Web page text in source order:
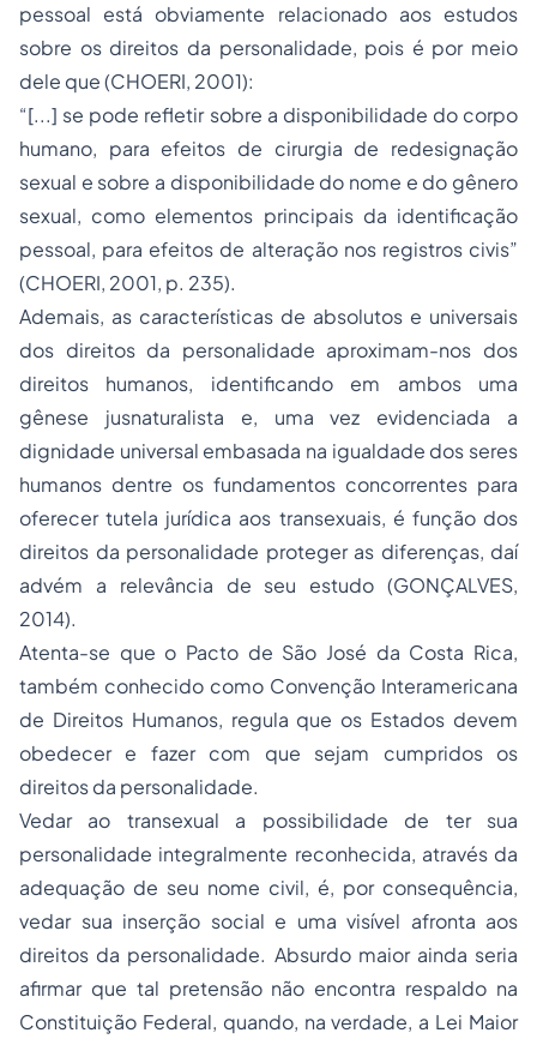
pessoal está obviamente relacionado aos estudos
sobre os direitos da personalidade, pois é por meio
dele que (CHOERI, 2001):
“[...] se pode refletir sobre a disponibilidade do corpo
humano, para efeitos de cirurgia de redesignação
sexual e sobre a disponibilidade do nome e do gênero
sexual, como elementos principais da identificação
pessoal, para efeitos de alteração nos registros civis”
(CHOERI, 2001, p. 235).
Ademais, as características de absolutos e universais
dos direitos da personalidade aproximam-nos dos
direitos humanos, identificando em ambos uma
gênese jusnaturalista e, uma vez evidenciada a
dignidade universal embasada na igualdade dos seres
humanos dentre os fundamentos concorrentes para
oferecer tutela jurídica aos transexuais, é função dos
direitos da personalidade proteger as diferenças, daí
advém a relevância de seu estudo (GONÇALVES,
2014).
Atenta-se que o Pacto de São José da Costa Rica,
também conhecido como Convenção Interamericana
de Direitos Humanos, regula que os Estados devem
obedecer e fazer com que sejam cumpridos os
direitos da personalidade.
Vedar ao transexual a possibilidade de ter sua
personalidade integralmente reconhecida, através da
adequação de seu nome civil, é, por consequência,
vedar sua inserção social e uma visível afronta aos
direitos da personalidade. Absurdo maior ainda seria
afirmar que tal pretensão não encontra respaldo na
Constituição Federal, quando, na verdade, a Lei Maior